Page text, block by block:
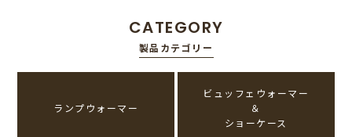
CATEGORY
製品カテゴリー
ランプウォーマー
ビュッフェウォーマー
＆
ショーケース